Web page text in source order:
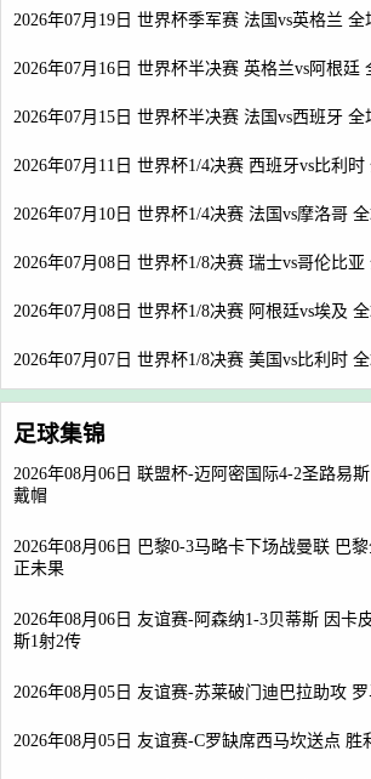
2026年07月19日 世界杯季军赛 法国vs英格兰 全
2026年07月16日 世界杯半决赛 英格兰vs阿根廷
2026年07月15日 世界杯半决赛 法国vs西班牙 全
2026年07月11日 世界杯1/4决赛 西班牙vs比利时
2026年07月10日 世界杯1/4决赛 法国vs摩洛哥
2026年07月08日 世界杯1/8决赛 瑞士vs哥伦比亚
2026年07月08日 世界杯1/8决赛 阿根廷vs埃及
2026年07月07日 世界杯1/8决赛 美国vs比利时
足球集锦
2026年08月06日 联盟杯-迈阿密国际4-2圣路易
戴帽
2026年08月06日 巴黎0-3马略卡下场战曼联 巴
正未果
2026年08月06日 友谊赛-阿森纳1-3贝蒂斯 因卡
斯1射2传
2026年08月05日 友谊赛-苏莱破门迪巴拉助攻
2026年08月05日 友谊赛-C罗缺席西马坎送点 胜